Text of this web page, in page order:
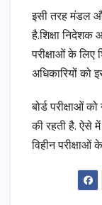
इसी तरह मंडल
है.शिक्षा
परीक्षाओं के लिए
अधिकारियों को
बोर्ड परीक्षाओं
की रहती है. ऐसे
विहीन परीक्षाओं